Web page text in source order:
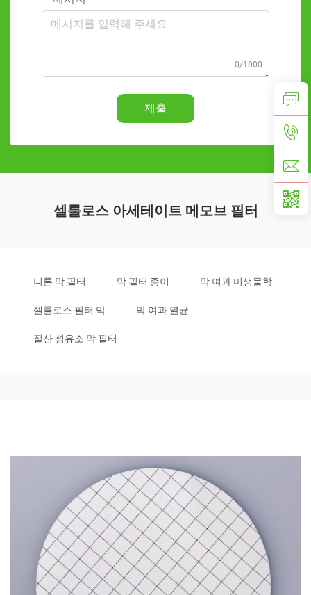
0/1000
제출
셀룰로스 아세테이트 메모브 필터
니론 막 필터 막 필터 종이 막 여과 미생물학
셀룰로스 필터 막 막 여과 멸균
질산 섬유소 막 필터